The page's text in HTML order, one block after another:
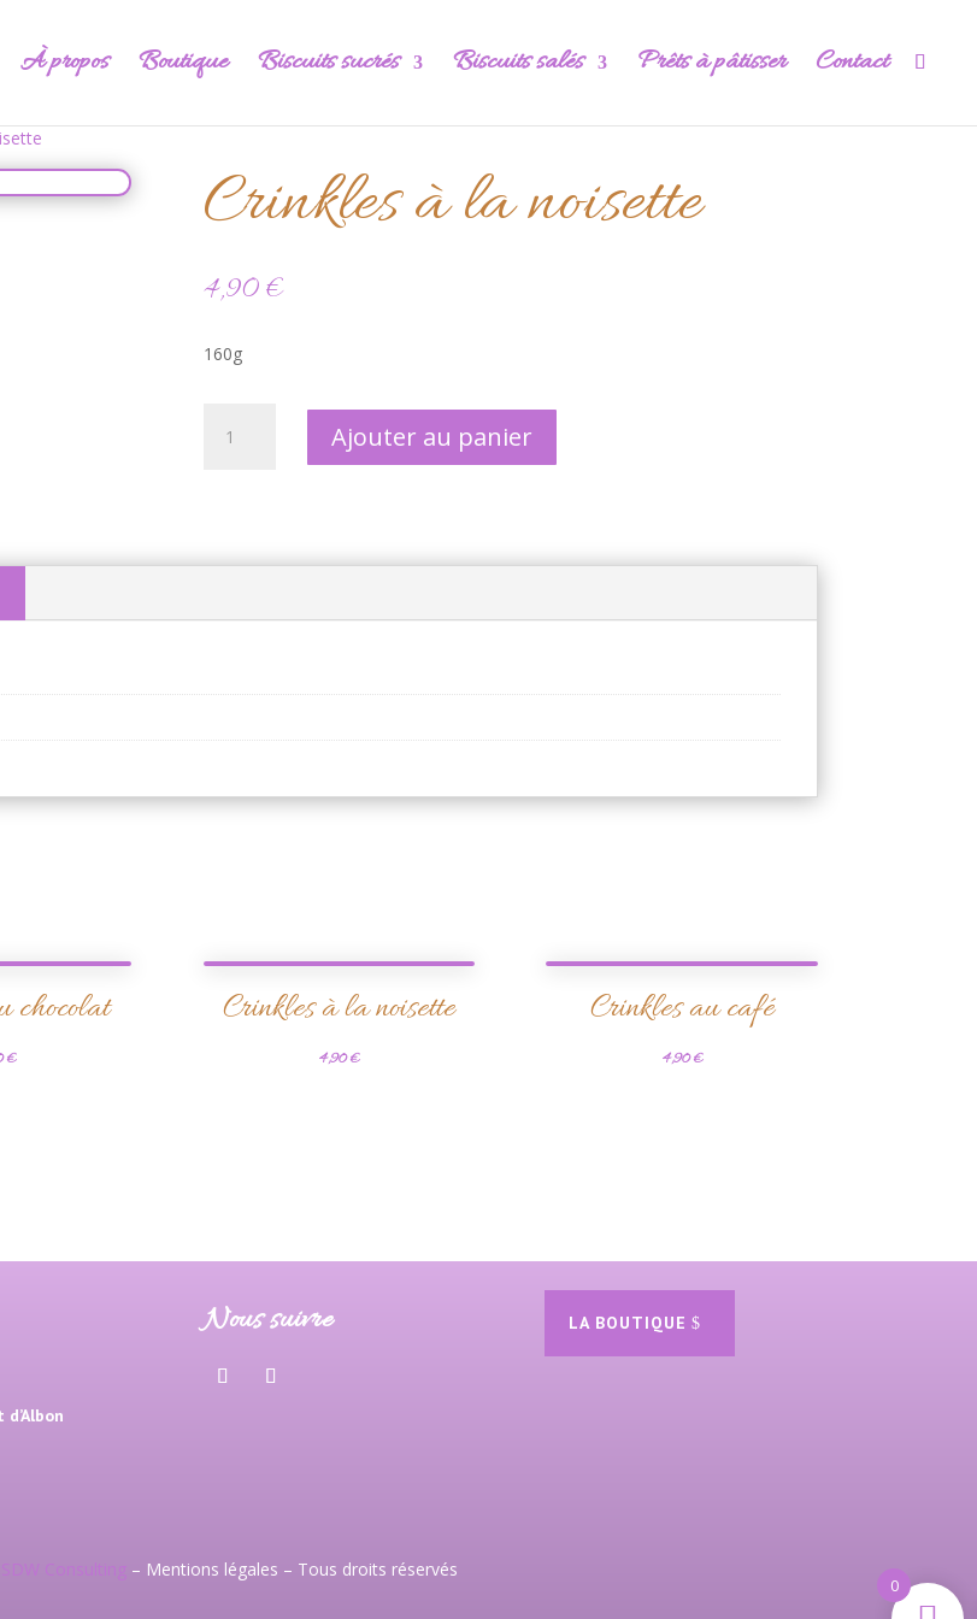
À propos Boutique Biscuits sucrés Biscuits salés Prêts à pâtisser Contact
Crinkles à la noisette
4,90€
160g
Ajouter au panier
chocolat
€
Crinkles à la noisette
4,90€
Crinkles au café
4,90€
Nous suivre LA BOUTIQUE
SDW Consulting– Mentions légales – Tous droits réservés
0